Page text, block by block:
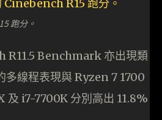
跑分。
R11.5 Benchmark 亦出現類
線程表現與 Ryzen 7 1700
及 i7-7700K 分別高出 11.8%